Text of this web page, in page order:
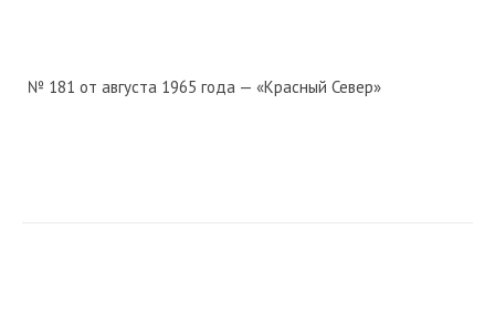
№ 181 от августа 1965 года — «Красный Север»